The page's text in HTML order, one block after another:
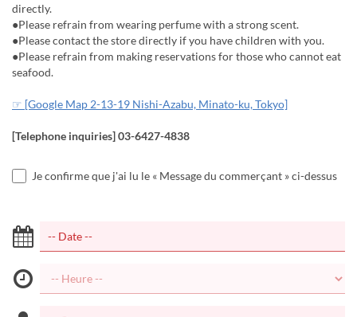
directly.
●Please refrain from wearing perfume with a strong scent.
●Please contact the store directly if you have children with you.
●Please refrain from making reservations for those who cannot eat
seafood.
☞ [Google Map 2-13-19 Nishi-Azabu, Minato-ku, Tokyo]
[Telephone inquiries] 03-6427-4838
Je confirme que j'ai lu le « Message du commerçant » ci-dessus